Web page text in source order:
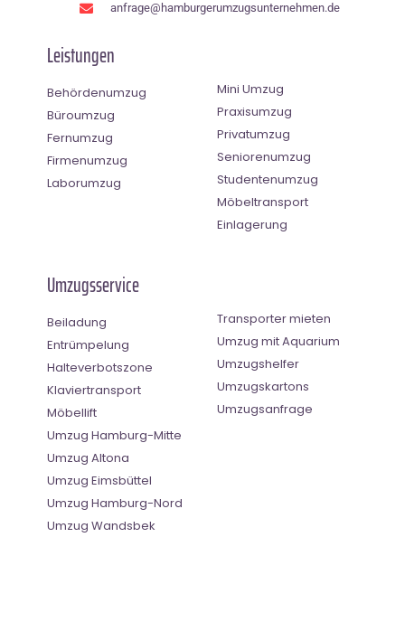
anfrage@hamburgerumzugsunternehmen.de
Leistungen
Behördenumzug
Büroumzug
Fernumzug
Firmenumzug
Laborumzug
Mini Umzug
Praxisumzug
Privatumzug
Seniorenumzug
Studentenumzug
Möbeltransport
Einlagerung
Umzugsservice
Beiladung
Entrümpelung
Halteverbotszone
Klaviertransport
Möbellift
Umzug Hamburg-Mitte
Umzug Altona
Umzug Eimsbüttel
Umzug Hamburg-Nord
Umzug Wandsbek
Transporter mieten
Umzug mit Aquarium
Umzugshelfer
Umzugskartons
Umzugsanfrage